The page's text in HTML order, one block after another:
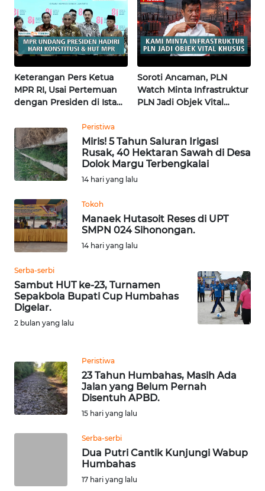
Keterangan Pers Ketua
MPR RI, Usai Pertemuan
dengan Presiden di Istana
Soroti Ancaman, PLN
Watch Minta Infrastruktur
PLN Jadi Objek Vital
Peristiwa
Miris! 5 Tahun Saluran Irigasi
Rusak, 40 Hektaran Sawah di Desa
Dolok Margu Terbengkalai
14 hari yang lalu
Tokoh
Manaek Hutasoit Reses di UPT
SMPN 024 Sihonongan.
14 hari yang lalu
Serba-serbi
Sambut HUT ke-23, Turnamen
Sepakbola Bupati Cup Humbahas
Digelar.
2 bulan yang lalu
Peristiwa
23 Tahun Humbahas, Masih Ada
Jalan yang Belum Pernah
Disentuh APBD.
15 hari yang lalu
Serba-serbi
Dua Putri Cantik Kunjungi Wabup
Humbahas
17 hari yang lalu
KALTENG
WN
KALTARA
WN
KALSEL
KALTIM
WN
SULSEL
WN
GORONTALO
WN
SULUT
WN
MALUKU
WN
DAIRI
WN